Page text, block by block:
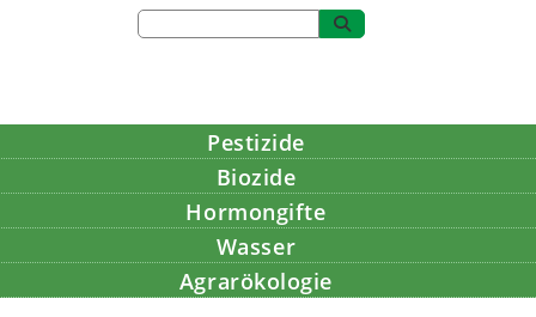
Pestizide
Biozide
Hormongifte
Wasser
Agrarökologie